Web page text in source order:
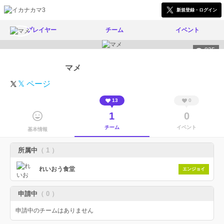
新規登録・ログイン
プレイヤー チーム イベント
835
マメ
𝕏 ページ
基本情報
13
1
チーム
0
0
イベント
所属中 （ 1 ）
れいおう食堂 エンジョイ
申請中 （ 0 ）
申請中のチームはありません